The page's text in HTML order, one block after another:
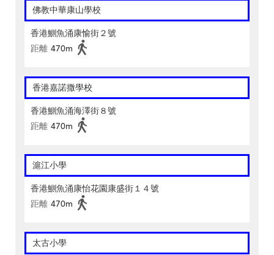
佛教中華康山學校
香港鰂魚涌康愉街２號
距離 470m
香港嘉諾撒學校
香港鰂魚涌海澤街８號
距離 470m
滬江小學
香港鰂魚涌康怡花園康盛街１４號
距離 470m
太古小學